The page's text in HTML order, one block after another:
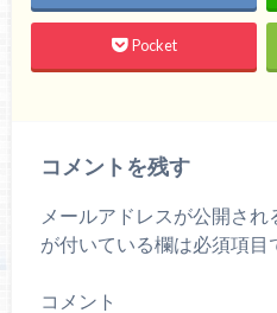
Pocket
コメントを残す
メールアドレスが公開され
が付いている欄は必須項目
コメント